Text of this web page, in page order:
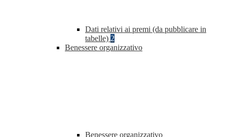
Dati relativi ai premi (da pubblicare in
tabelle) 2
Benessere organizzativo
Benessere organizzativo